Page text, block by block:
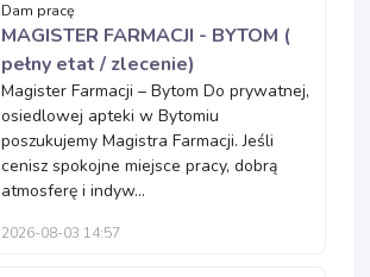
Dam pracę
MAGISTER FARMACJI - BYTOM (
pełny etat / zlecenie)
Magister Farmacji – Bytom Do prywatnej,
osiedlowej apteki w Bytomiu
poszukujemy Magistra Farmacji. Jeśli
cenisz spokojne miejsce pracy, dobrą
atmosferę i indyw...
2026-08-03 14:57